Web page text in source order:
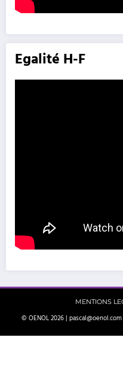
Egalité H-F
MENTIONS
© OENOL 2026 |